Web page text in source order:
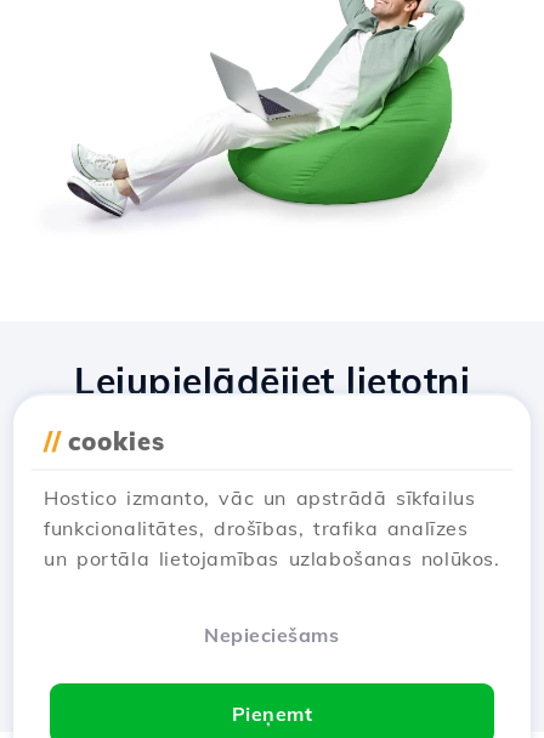
// cookies
Hostico izmanto, vāc un apstrādā sīkfailus
funkcionalitātes, drošības, trafika analīzes
un portāla lietojamības uzlabošanas nolūkos.
Nepieciešams
Pieņemt
Lejupielādējiet lietotni